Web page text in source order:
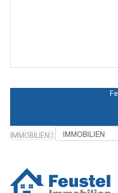
IMMOBILIEN